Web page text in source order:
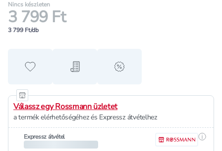
Nincs készleten
3 799 Ft
3 799 Ft/db
Hozzáadás a kedvencekhez
Hozzáadás a bevásárló listához
alert when on sale
Válassz egy Rossmann üzletet
a termék elérhetőségéhez és Expressz átvételhez
Expressz átvétel